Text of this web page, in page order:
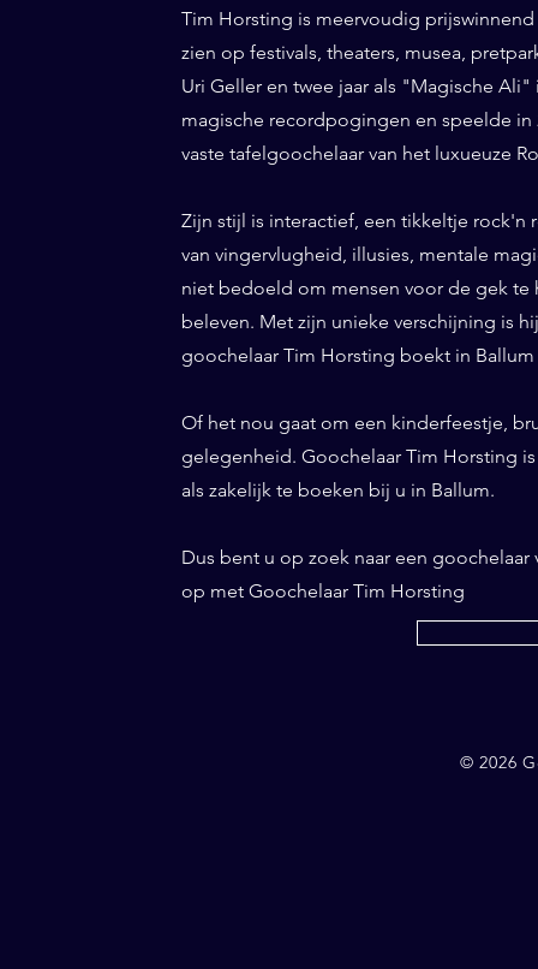
Tim Horsting is meervoudig
zien op festivals, theaters, musea,
Uri Geller en twee jaar als "Magische
magische recordpogingen en speelde in
vaste tafelgoochelaar van het luxueuze
Zijn stijl is interactief, een tikkeltje rock'n
van vingervlugheid, illusies, mentale
niet bedoeld om mensen voor de gek te
beleven. Met zijn unieke verschijning is
goochelaar Tim Horsting boekt in
Of het nou gaat om een kinderfeestje,
gelegenheid. Goochelaar Tim Horsting
als zakelijk te boeken bij u in Ballum.
Dus bent u op zoek naar een
op met Goochelaar Tim Horsting
© 2026